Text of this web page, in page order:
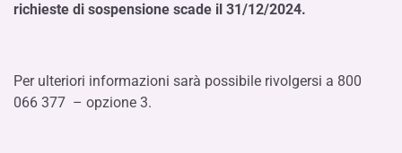
richieste di sospensione scade il 31/12/2024.
Per ulteriori informazioni sarà possibile rivolgersi a 800
066 377 – opzione 3.